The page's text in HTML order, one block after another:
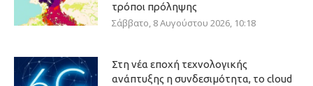
τρόποι πρόληψης
Σάββατο, 8 Αυγούστου 2026, 10:18
Στη νέα εποχή τεχνολογικής
ανάπτυξης η συνδεσιμότητα, το cloud